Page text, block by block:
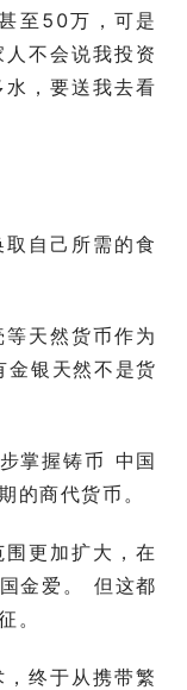
至50万，可是
不会说我投资
，要送我去看
自己所需的食
天然货币作为
银天然不是货
掌握铸币 中国
的商代货币。
更加扩大，在
金爱。 但这都
。
终于从携带繁